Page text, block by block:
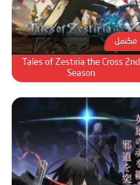
مكتمل
Tales of Zestiria the Cross 2nd
Season